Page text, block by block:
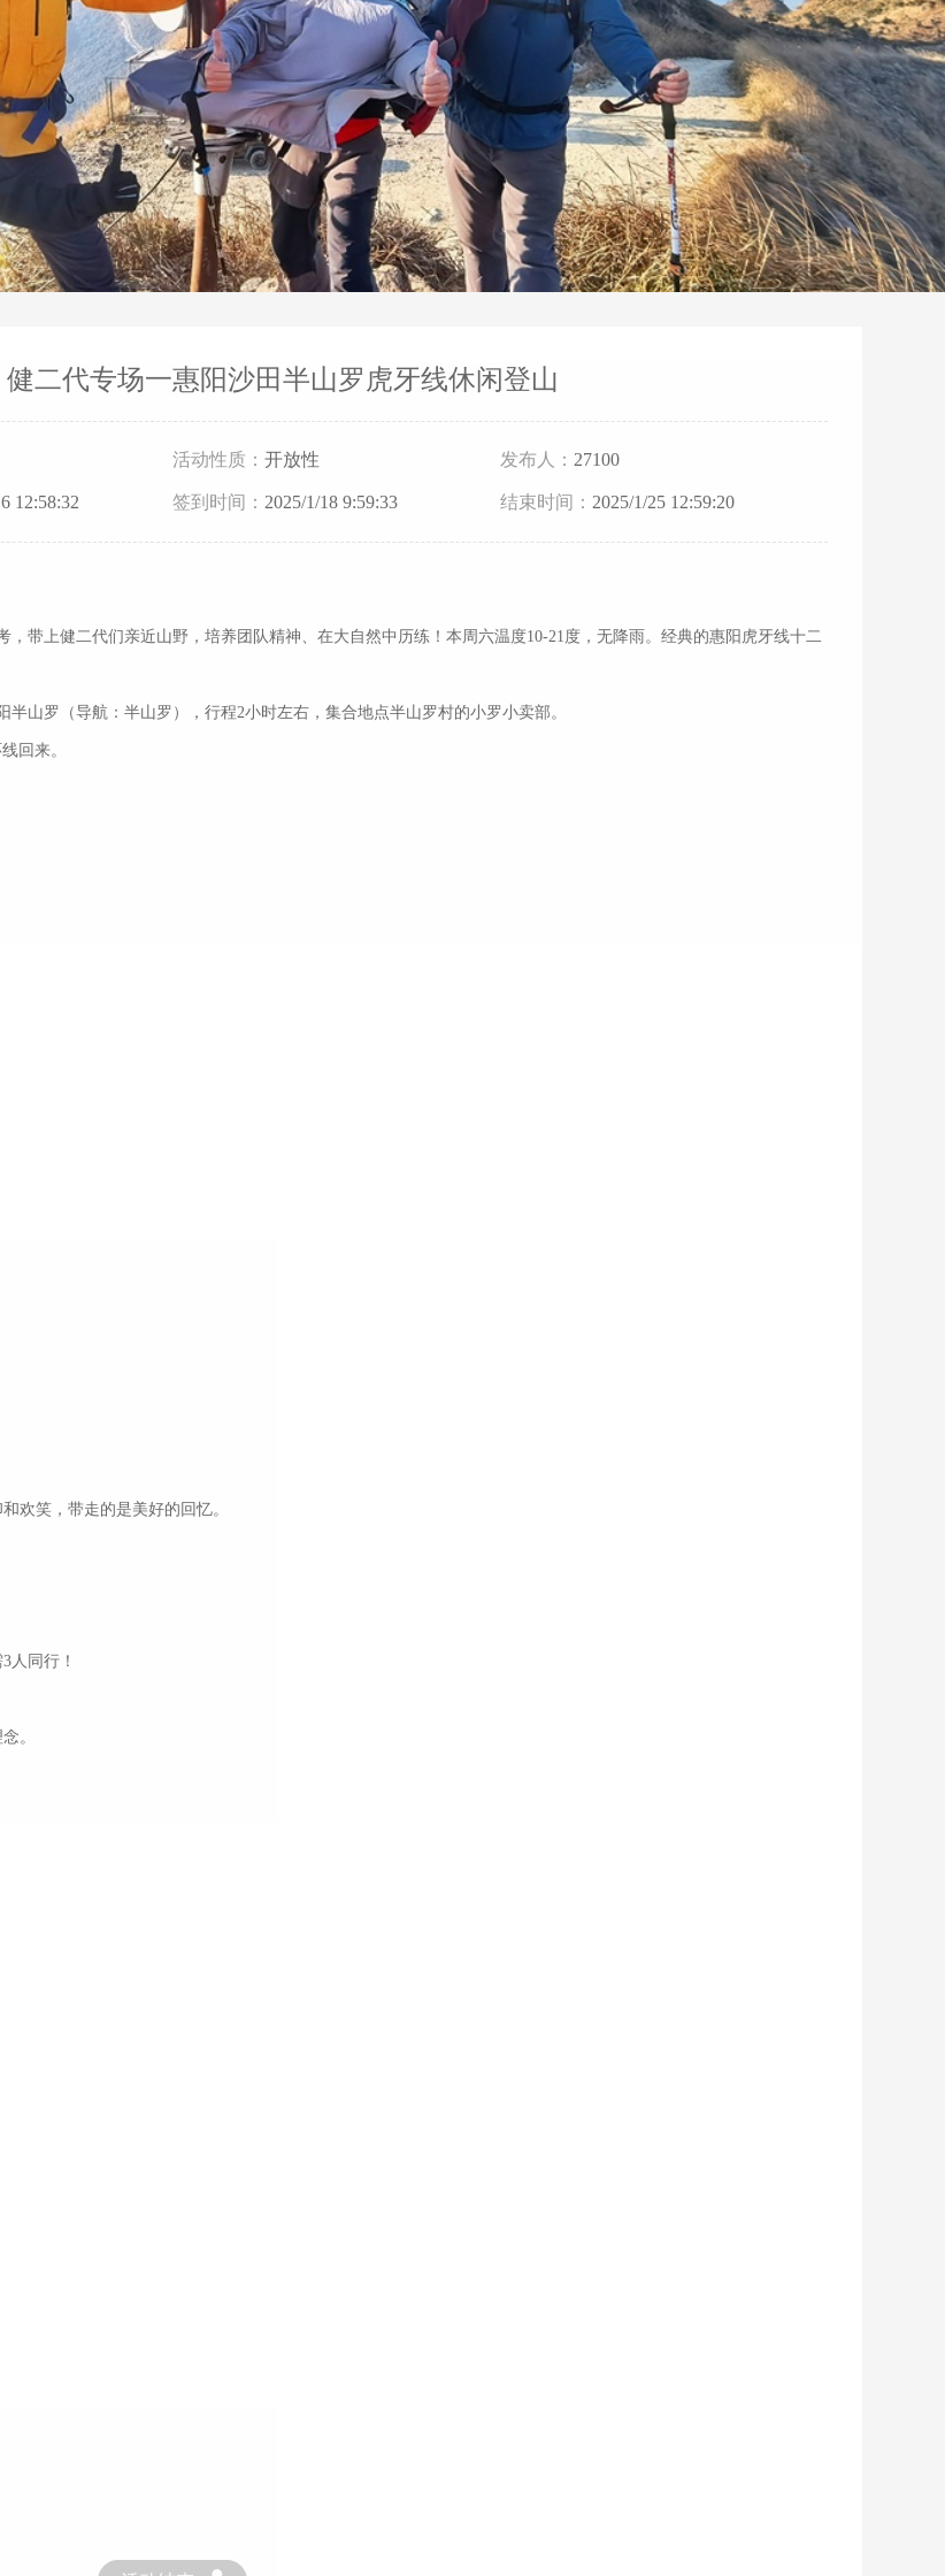
健二代专场一惠阳沙田半山罗虎牙线休闲登山
活动性质： 开放性 发布人： 27100
12:58:32 签到时间： 2025/1/18 9:59:33 结束时间： 2025/1/25 12:59:20
带上健二代们亲近山野，培养团队精神、在大自然中历练！本周六温度10-21度，无降雨。经典的惠阳虎牙线十二
山罗（导航：半山罗），行程2小时左右，集合地点半山罗村的小罗小卖部。
回来。
欢笑，带走的是美好的回忆。
人同行！
。